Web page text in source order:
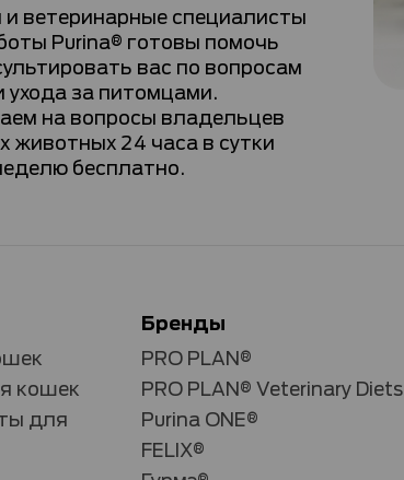
и ветеринарные специалисты
Purina® готовы помочь
вас по вопросам
ухода за питомцами.
на вопросы владельцев
животных 24 часа в сутки
бесплатно.
кошек
для
Бренды
PRO PLAN®
PRO PLAN® Veterinary Diets
Purina ONE®
FELIX®